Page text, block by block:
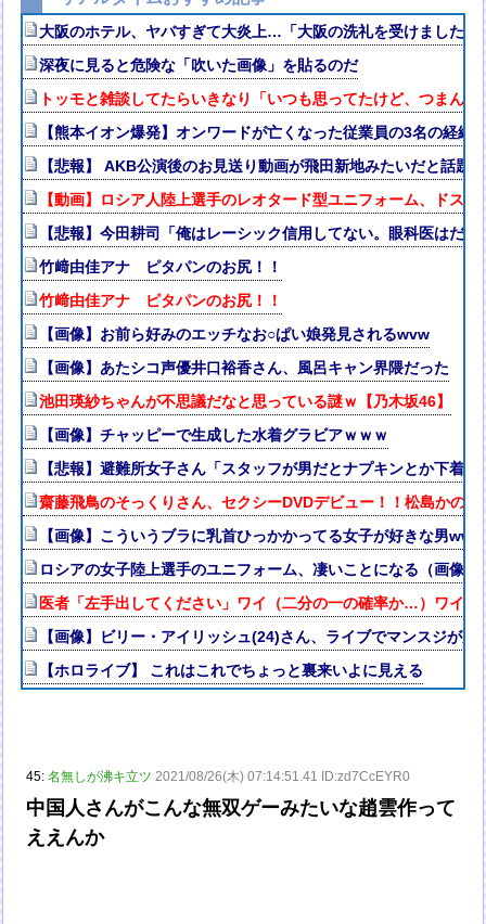
大阪のホテル、ヤバすぎて大炎上…「大阪の洗礼を受けました」
深夜に見ると危険な「吹いた画像」を貼るのだ
トッモと雑談してたらいきなり「いつも思ってたけど、つまん
【熊本イオン爆発】オンワードが亡くなった従業員の3名の経緯
【悲報】 AKB公演後のお見送り動画が飛田新地みたいだと話題
【動画】ロシア人陸上選手のレオタード型ユニフォーム、ドス
【悲報】今田耕司「俺はレーシック信用してない。眼科医はだ
竹﨑由佳アナ ピタパンのお尻！！
竹﨑由佳アナ ピタパンのお尻！！
【画像】お前ら好みのエッチなお○ぱい娘発見されるwvw
【画像】あたシコ声優井口裕香さん、風呂キャン界隈だった
池田瑛紗ちゃんが不思議だなと思っている謎ｗ【乃木坂46】
【画像】チャッピーで生成した水着グラビアｗｗｗ
【悲報】避難所女子さん「スタッフが男だとナプキンとか下着
齋藤飛鳥のそっくりさん、セクシーDVDデビュー！！松島かの
【画像】こういうブラに乳首ひっかかってる女子が好きな男
ロシアの女子陸上選手のユニフォーム、凄いことになる（画像・
医者「左手出してください」ワイ（二分の一の確率か…）ワイ
【画像】ビリー・アイリッシュ(24)さん、ライブでマンスジが見
【ホロライブ】 これはこれでちょっと裏来いよに見える
45:名無しが沸キ立ツ 2021/08/26(木) 07:14:51.41 ID:zd7CcEYR0
中国人さんがこんな無双ゲーみたいな趙雲作って
ええんか